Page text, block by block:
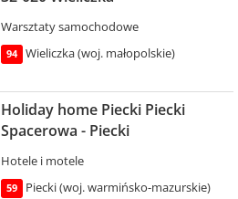
Warsztaty samochodowe
94 Wieliczka (woj. małopolskie)
Holiday home Piecki Piecki
Spacerowa - Piecki
Hotele i motele
59
Piecki (woj. warmińsko-mazurskie)